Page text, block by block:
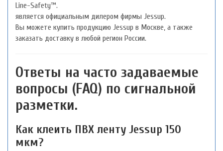
Line-Safety™.
является официальным дилером фирмы Jessup.
Вы можете купить продукцию Jessup в Москве, а также
заказать доставку в любой регион России.
Ответы на часто задаваемые
вопросы (FAQ) по сигнальной
разметки.
Как клеить ПВХ ленту Jessup 150
мкм?